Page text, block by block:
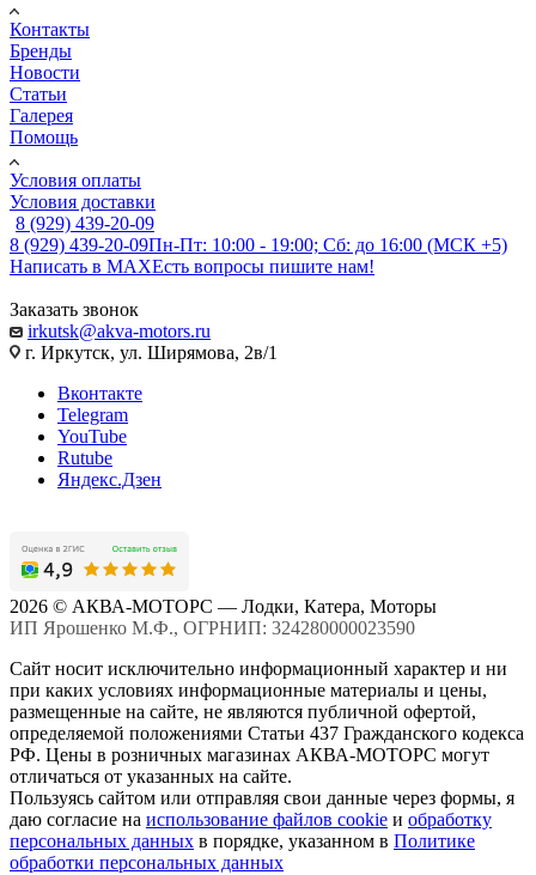
Контакты
Бренды
Новости
Статьи
Галерея
Помощь
Условия оплаты
Условия доставки
8 (929) 439-20-09
8 (929) 439-20-09Пн-Пт: 10:00 - 19:00; Сб: до 16:00 (МСК +5)
Написать в MAXЕсть вопросы пишите нам!
Заказать звонок
irkutsk@akva-motors.ru
г. Иркутск, ул. Ширямова, 2в/1
Вконтакте
Telegram
YouTube
Rutube
Яндекс.Дзен
2026 © АКВА-МОТОРС — Лодки, Катера, Моторы
ИП Ярошенко М.Ф., ОГРНИП: 324280000023590
Сайт носит исключительно информационный характер и ни
при каких условиях информационные материалы и цены,
размещенные на сайте, не являются публичной офертой,
определяемой положениями Статьи 437 Гражданского кодекса
РФ. Цены в розничных магазинах АКВА-МОТОРС могут
отличаться от указанных на сайте.
Пользуясь сайтом или отправляя свои данные через формы, я
даю согласие на использование файлов cookie и обработку
персональных данных в порядке, указанном в Политике
обработки персональных данных